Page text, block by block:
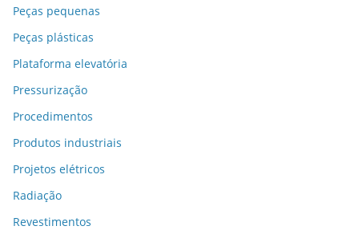
Peças pequenas
Peças plásticas
Plataforma elevatória
Pressurização
Procedimentos
Produtos industriais
Projetos elétricos
Radiação
Revestimentos